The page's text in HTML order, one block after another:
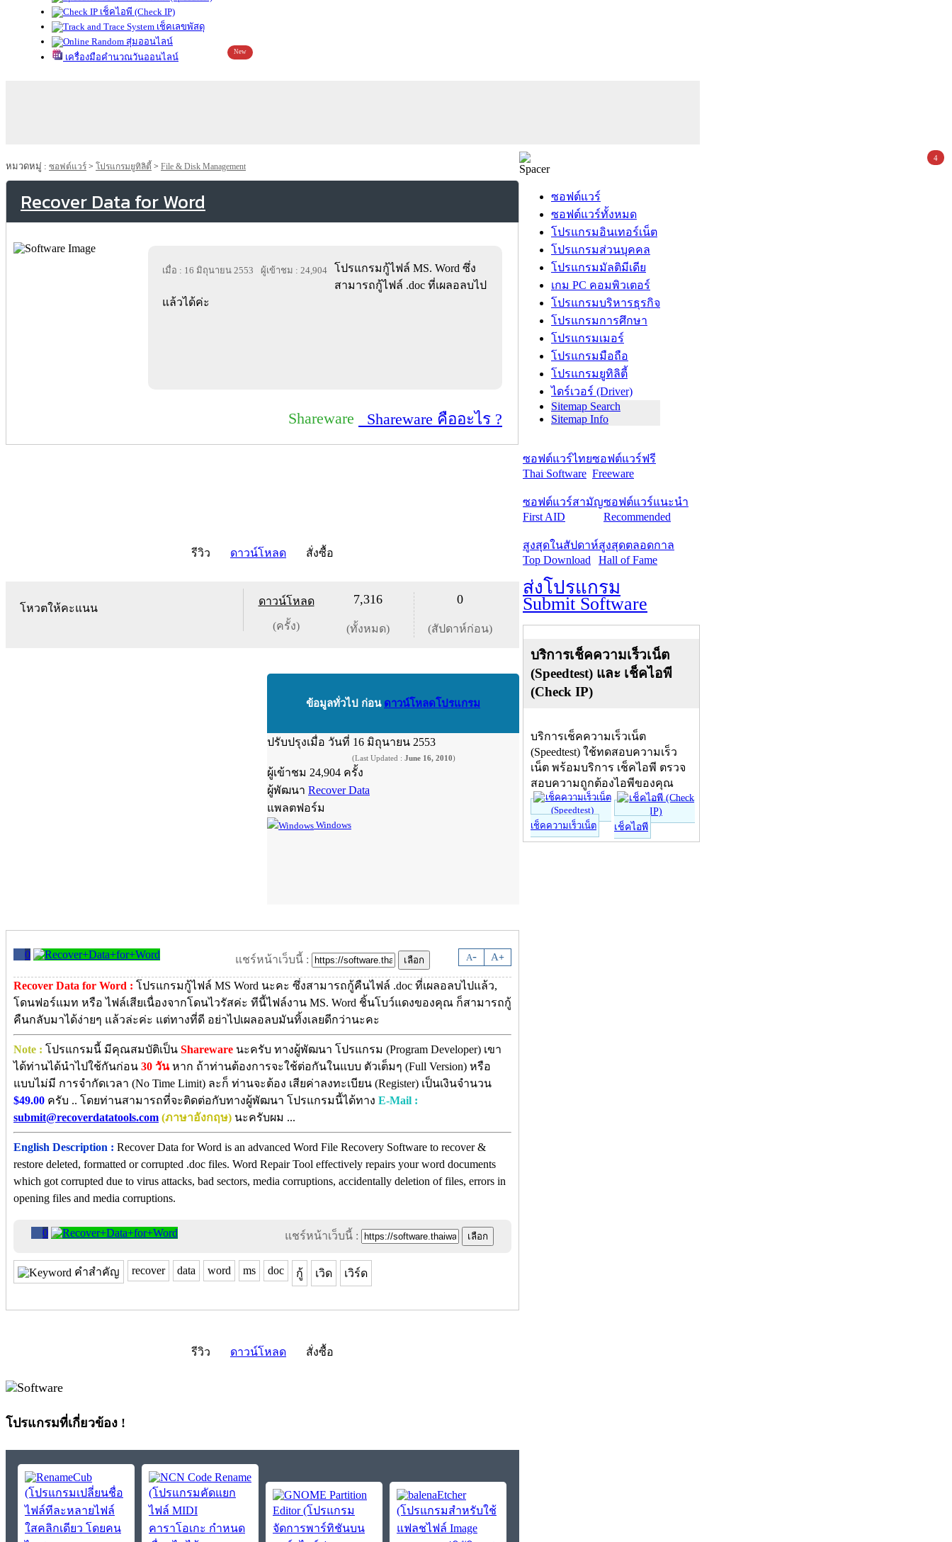
เช็คไอพี (Check IP)
เช็คเลขพัสดุ
สุ่มออนไลน์
เครื่องมือคำนวณวันออนไลน์
New
หมวดหมู่ : ซอฟต์แวร์ > โปรแกรมยูทิลิตี้ > File & Disk Management
Recover Data for Word
เมื่อ : 16 มิถุนายน 2553 ผู้เข้าชม : 24,904
โปรแกรมกู้ไฟล์ MS. Word ซึ่ง
สามารถกู้ไฟล์ .doc ที่เผลอลบไป
แล้วได้ค่ะ
Shareware Shareware คืออะไร ?
รีวิว ดาวน์โหลด สั่งซื้อ
โหวตให้คะแนน
ดาวน์โหลด
(ครั้ง)
7,316
(ทั้งหมด)
0
(สัปดาห์ก่อน)
ข้อมูลทั่วไป ก่อน ดาวน์โหลดโปรแกรม
ปรับปรุงเมื่อ วันที่ 16 มิถุนายน 2553
(Last Updated : June 16, 2010)
ผู้เข้าชม 24,904 ครั้ง
ผู้พัฒนา Recover Data
แพลตฟอร์ม
Windows
0 A- A+
แชร์หน้าเว็บนี้ :
Recover Data for Word : โปรแกรมกู้ไฟล์ MS Word นะคะ ซึ่งสามารถกู้คืนไฟล์ .doc ที่เผลอลบไปแล้ว,
โดนฟอร์แมท หรือ ไฟล์เสียเนื่องจากโดนไวรัสค่ะ ทีนี้ไฟล์งาน MS. Word ชิ้นโบว์แดงของคุณ ก็สามารถกู้
คืนกลับมาได้ง่ายๆ แล้วล่ะค่ะ แต่ทางที่ดี อย่าไปเผลอลบมันทิ้งเลยดีกว่านะคะ
Note : โปรแกรมนี้ มีคุณสมบัติเป็น Shareware นะครับ ทางผู้พัฒนา โปรแกรม (Program Developer) เขา
ได้ท่านได้นำไปใช้กันก่อน 30 วันหาก ถ้าท่านต้องการจะใช้ต่อกันในแบบ ตัวเต็มๆ (Full Version) หรือ
แบบไม่มี การจำกัดเวลา (No Time Limit) ละก็ ท่านจะต้อง เสียค่าลงทะเบียน (Register) เป็นเงินจำนวน
$49.00 ครับ .. โดยท่านสามารถที่จะติดต่อกับทางผู้พัฒนา โปรแกรมนี้ได้ทาง E-Mail :
submit@recoverdatatools.com (ภาษาอังกฤษ) นะครับผม ...
English Description : Recover Data for Word is an advanced Word File Recovery Software to recover &
restore deleted, formatted or corrupted .doc files. Word Repair Tool effectively repairs your word documents
which got corrupted due to virus attacks, bad sectors, media corruptions, accidentally deletion of files, errors in
opening files and media corruptions.
0 แชร์หน้าเว็บนี้ :
คำสำคัญ recover data word ms doc กู้ เวิด เวิร์ด
รีวิว ดาวน์โหลด สั่งซื้อ
โปรแกรมที่เกี่ยวข้อง !
ซอฟต์แวร์
ซอฟต์แวร์ทั้งหมด
โปรแกรมอินเทอร์เน็ต
โปรแกรมส่วนบุคคล
โปรแกรมมัลติมีเดีย
เกม PC คอมพิวเตอร์
โปรแกรมบริหารธุรกิจ
โปรแกรมการศึกษา
โปรแกรมเมอร์
โปรแกรมมือถือ
โปรแกรมยูทิลิตี้
ไดร์เวอร์ (Driver)
Sitemap Search
Sitemap Info
ซอฟต์แวร์ไทย
Thai Software
ซอฟต์แวร์ฟรี
Freeware
ซอฟต์แวร์สามัญ
First AID
ซอฟต์แวร์แนะนำ
Recommended
สูงสุดในสัปดาห์
Top Download
สูงสุดตลอดกาล
Hall of Fame
ส่งโปรแกรม
Submit Software
บริการเช็คความเร็วเน็ต
(Speedtest) และ เช็คไอพี
(Check IP)
บริการเช็คความเร็วเน็ต
(Speedtest) ใช้ทดสอบความเร็ว
เน็ต พร้อมบริการ เช็คไอพี ตรวจ
สอบความถูกต้องไอพีของคุณ
เช็คความเร็วเน็ต เช็คไอพี
4